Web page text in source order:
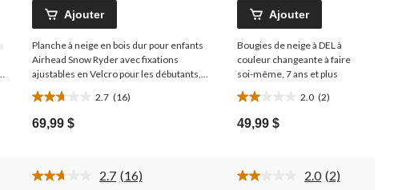
Ajouter
Planche à neige en bois dur pour enfants
Airhead Snow Ryder avec fixations
ajustables en Velcro pour les débutants,
2.7 (16)
2.7
étoile(s)
sur
évaluations
69,99 $
Ajouter
Bougies de neige à DEL à
couleur changeante à faire
soi-même, 7 ans et plus
2.0 (2)
2.0
étoile(s)
sur
évaluations
49,99 $
2.7 Lire
(16) 2.0 Lire
(2)